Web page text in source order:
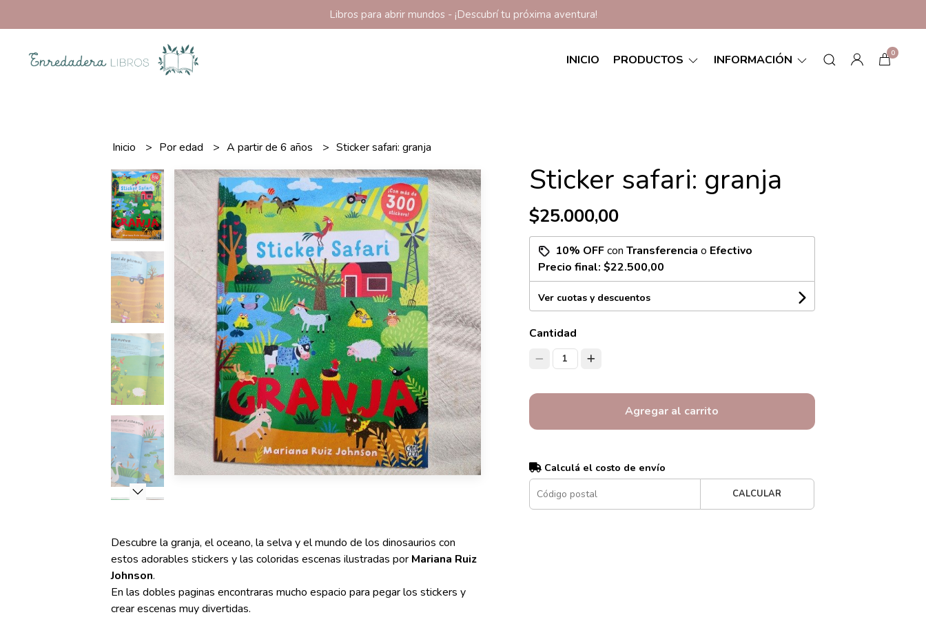
Libros para abrir mundos - ¡Descubrí tu próxima aventura!
INICIO PRODUCTOS INFORMACIÓN 0
Inicio Por edad A partir de 6 años Sticker safari: granja
Descubre la granja, el oceano, la selva y el mundo de los dinosaurios con
estos adorables stickers y las coloridas escenas ilustradas por Mariana Ruiz
Johnson.
En las dobles paginas encontraras mucho espacio para pegar los stickers y
crear escenas muy divertidas.
Sticker safari: granja
$25.000,00
10% OFFcon Transferencia o Efectivo
Precio final: $22.500,00
Ver cuotas y descuentos
Cantidad
1
Agregar al carrito
Calculá el costo de envío
CALCULAR